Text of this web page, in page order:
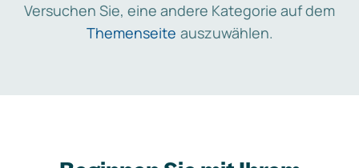
Versuchen Sie, eine andere Kategorie auf dem
Themenseite auszuwählen.